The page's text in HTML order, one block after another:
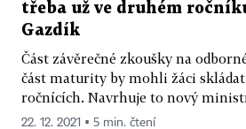
třeba už ve druhém
Gazdík
Část závěrečné zkoušky na
část maturity by mohli žáci
ročnících. Navrhuje to nový
22. 12. 2021 ▪ 5 min. čtení